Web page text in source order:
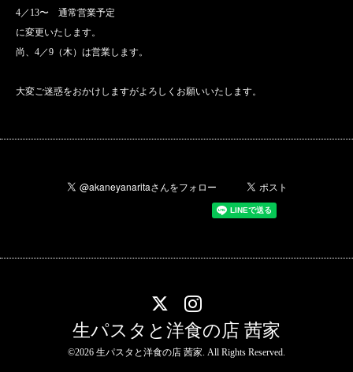
4／13〜 通常営業予定
に変更いたします。
尚、4／9（木）は営業します。
大変ご迷惑をおかけしますがよろしくお願いいたします。
生パスタと洋食の店 茜家
©2026 生パスタと洋食の店 茜家. All Rights Reserved.